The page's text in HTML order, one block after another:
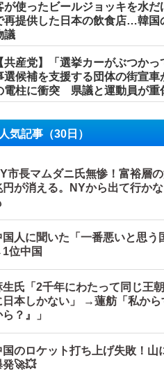
w w w
市内閣に完全敗北
反応】
が使ったビールジョッキを水だ
再提供した日本の飲食店…韓国
議
共産党】「選挙カーがぶつか
選候補を支援する団体の街宣車
電柱に衝突 県議と運動員が
人気記事（30日）
市長マムダニ氏無惨！富裕層
円が消える。NYから出て行か
国人に聞いた「一番悪いと思
位中国
生氏「2千年にわたって同じ王
日本しかない」 →蓮舫「私から
？』」
国のロケット打ち上げ失敗！山
発🚀💥